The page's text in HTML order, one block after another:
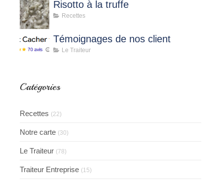
Risotto à la truffe
Recettes
Témoignages de nos client
Le Traiteur
Catégories
Recettes (22)
Notre carte (30)
Le Traiteur (78)
Traiteur Entreprise (15)